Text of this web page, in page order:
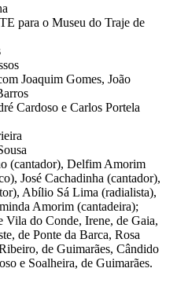
para o Museu do Traje de
Joaquim Gomes, João
Cardoso e Carlos Portela
(cantador), Delfim Amorim
José Cachadinha (cantador),
Abílio Sá Lima (radialista),
Amorim (cantadeira);
Vila do Conde, Irene, de Gaia,
de Ponte da Barca, Rosa
de Guimarães, Cândido
e Soalheira, de Guimarães.